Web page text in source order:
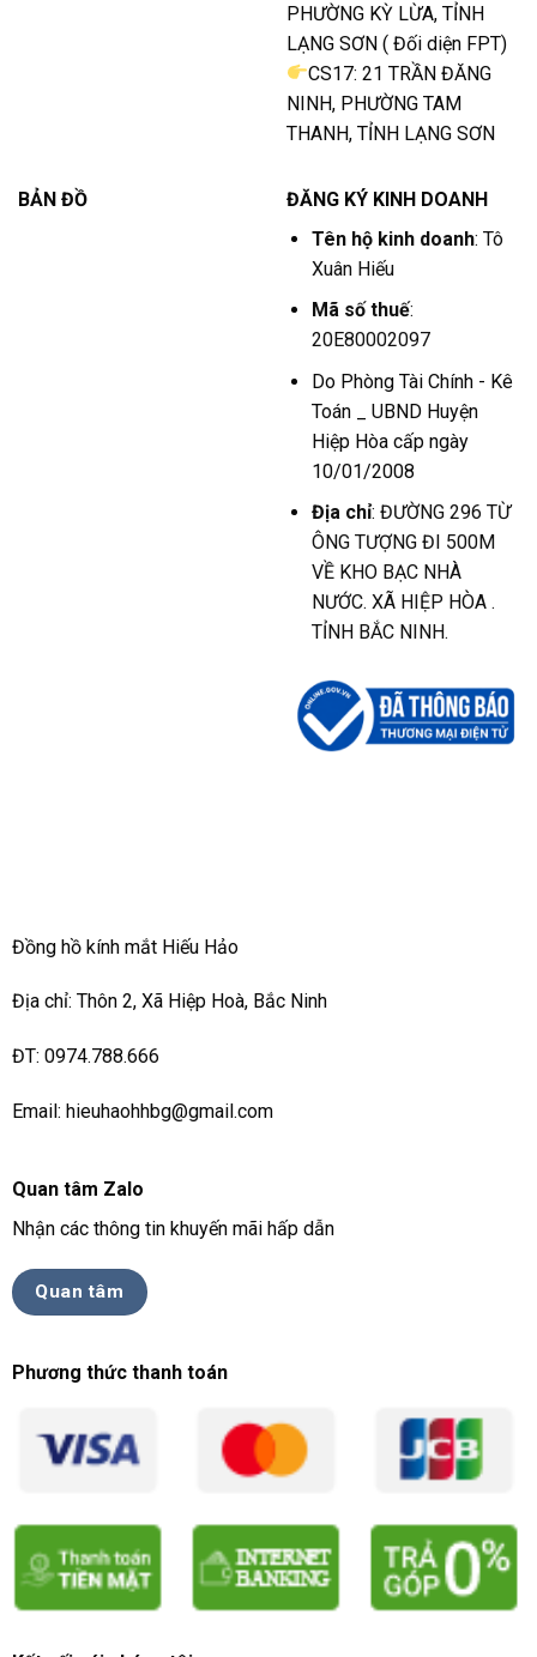
PHƯỜNG KỲ LỪA, TỈNH
LẠNG SƠN ( Đối diện FPT)
CS17: 21 TRẦN ĐĂNG
NINH, PHƯỜNG TAM
THANH, TỈNH LẠNG SƠN
BẢN ĐỒ
ĐĂNG KÝ KINH DOANH
Tên hộ kinh doanh: Tô
Xuân Hiếu
Mã số thuế:
20E80002097
Do Phòng Tài Chính - Kê
Toán _ UBND Huyện
Hiệp Hòa cấp ngày
10/01/2008
Địa chỉ: ĐƯỜNG 296 TỪ
ÔNG TƯỢNG ĐI 500M
VỀ KHO BẠC NHÀ
NƯỚC. XÃ HIỆP HÒA .
TỈNH BẮC NINH.
Đồng hồ kính mắt Hiếu Hảo
Địa chỉ: Thôn 2, Xã Hiệp Hoà, Bắc Ninh
ĐT: 0974.788.666
Email: hieuhaohhbg@gmail.com
Quan tâm Zalo
Nhận các thông tin khuyến mãi hấp dẫn
Quan tâm
Phương thức thanh toán